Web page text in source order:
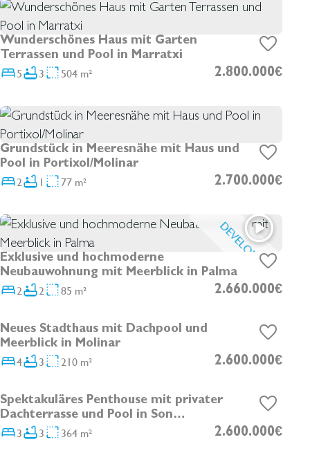
Wunderschönes Haus mit Garten
Terrassen und Pool in Marratxi
5 3 504 m² 2.800.000€
Grundstück in Meeresnähe mit Haus und
Pool in Portixol/Molinar
2 1 77 m² 2.700.000€
DEVELOPMENT
Exklusive und hochmoderne
Neubauwohnung mit Meerblick in Palma
2 2 85 m² 2.660.000€
Neues Stadthaus mit Dachpool und
Meerblick in Molinar
4 3 210 m² 2.600.000€
Spektakuläres Penthouse mit privater
Dachterrasse und Pool in Son
Armadams
3 3 364 m² 2.600.000€